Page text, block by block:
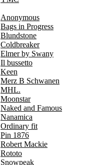
Anonymous
Bags in Progress
Blundstone
Coldbreaker
Elmer by Swany
Il bussetto
Keen
Merz B Schwanen
MHL.
Moonstar
Naked and Famous
Nanamica
Ordinary fit
Pin 1876
Robert Mackie
Rototo
Snowpeak